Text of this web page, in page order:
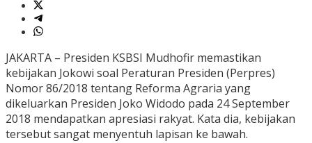
JAKARTA – Presiden KSBSI Mudhofir memastikan
kebijakan Jokowi soal Peraturan Presiden (Perpres)
Nomor 86/2018 tentang Reforma Agraria yang
dikeluarkan Presiden Joko Widodo pada 24 September
2018 mendapatkan apresiasi rakyat. Kata dia, kebijakan
tersebut sangat menyentuh lapisan ke bawah.